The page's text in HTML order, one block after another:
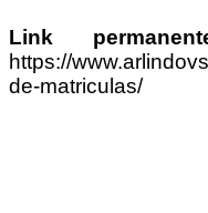
Link
https://
de-matriculas/